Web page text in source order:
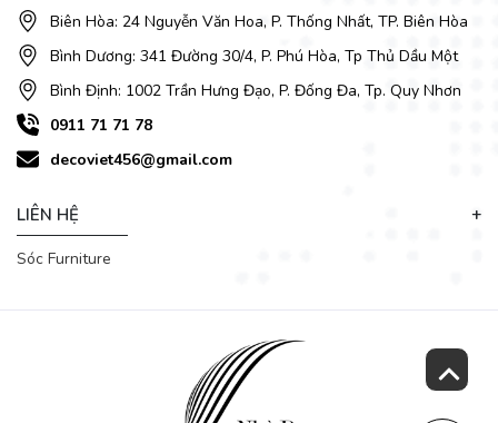
Biên Hòa: 24 Nguyễn Văn Hoa, P. Thống Nhất, TP. Biên Hòa
Bình Dương: 341 Đường 30/4, P. Phú Hòa, Tp Thủ Dầu Một
Bình Định: 1002 Trần Hưng Đạo, P. Đống Đa, Tp. Quy Nhơn
0911 71 71 78
decoviet456@gmail.com
LIÊN HỆ
Sóc Furniture